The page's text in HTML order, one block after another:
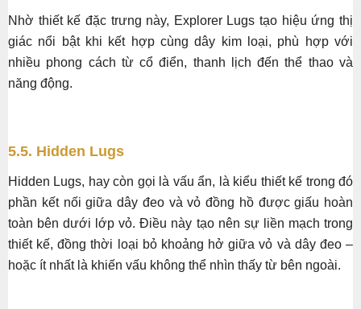
Nhờ thiết kế đặc trưng này, Explorer Lugs tạo hiệu ứng thị
giác nổi bật khi kết hợp cùng dây kim loại, phù hợp với
nhiều phong cách từ cổ điển, thanh lịch đến thể thao và
năng động.
5.5. Hidden Lugs
Hidden Lugs, hay còn gọi là vấu ẩn, là kiểu thiết kế trong đó
phần kết nối giữa dây đeo và vỏ đồng hồ được giấu hoàn
toàn bên dưới lớp vỏ. Điều này tạo nên sự liền mạch trong
thiết kế, đồng thời loại bỏ khoảng hở giữa vỏ và dây đeo –
hoặc ít nhất là khiến vấu không thể nhìn thấy từ bên ngoài.